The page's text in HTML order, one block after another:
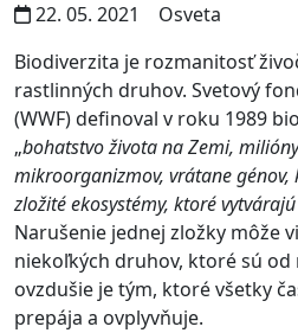
22. 05. 2021
Osveta
Biodiverzita je rozmanitosť
rastlinných druhov. Svetový
(WWF) definoval v roku 1989
„bohatstvo života na Zemi,
mikroorganizmov, vrátane
zložité ekosystémy, ktoré
Narušenie jednej zložky môže
niekoľkých druhov, ktoré sú od
ovzdušie je tým, ktoré všetky
prepája a ovplyvňuje.